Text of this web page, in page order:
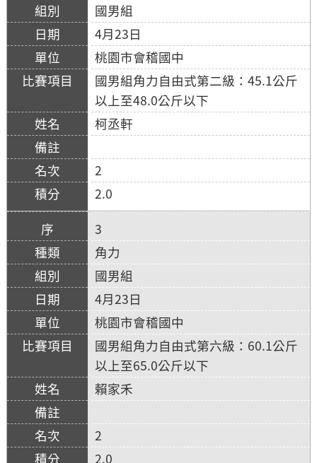
國男組
4月23日
桃園市會稽國中
國男組角力自由式第二級：45.1公斤
以上至48.0公斤以下
柯丞軒
2
2.0
3
角力
國男組
4月23日
桃園市會稽國中
國男組角力自由式第六級：60.1公斤
以上至65.0公斤以下
賴家禾
2
2.0